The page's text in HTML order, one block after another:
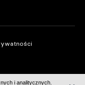
i analitycznych.